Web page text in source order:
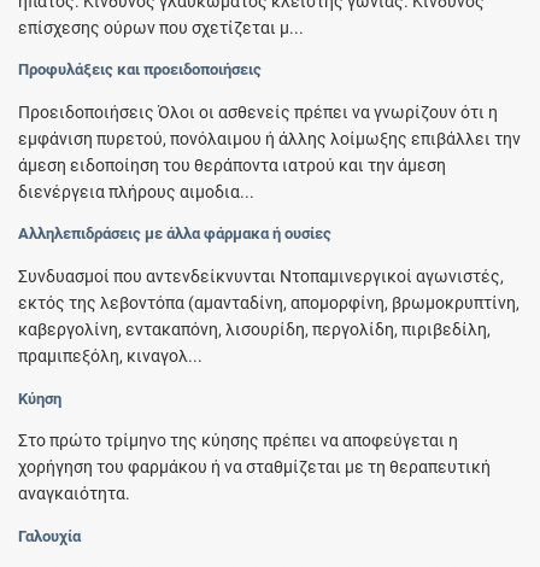
επίσχεσης ούρων που σχετίζεται μ...
Προφυλάξεις και προειδοποιήσεις
Προειδοποιήσεις Όλοι οι ασθενείς πρέπει να γνωρίζουν ότι η
εμφάνιση πυρετού, πονόλαιμου ή άλλης λοίμωξης επιβάλλει την
άμεση ειδοποίηση του θεράποντα ιατρού και την άμεση
διενέργεια πλήρους αιμοδια...
Αλληλεπιδράσεις με άλλα φάρμακα ή ουσίες
Συνδυασμοί που αντενδείκνυνται Ντοπαμινεργικοί αγωνιστές,
εκτός της λεβοντόπα (αμανταδίνη, απομορφίνη, βρωμοκρυπτίνη,
καβεργολίνη, εντακαπόνη, λισουρίδη, περγολίδη, πιριβεδίλη,
πραμιπεξόλη, κιναγολ...
Κύηση
Στο πρώτο τρίμηνο της κύησης πρέπει να αποφεύγεται η
χορήγηση του φαρμάκου ή να σταθμίζεται με τη θεραπευτική
αναγκαιότητα.
Γαλουχία